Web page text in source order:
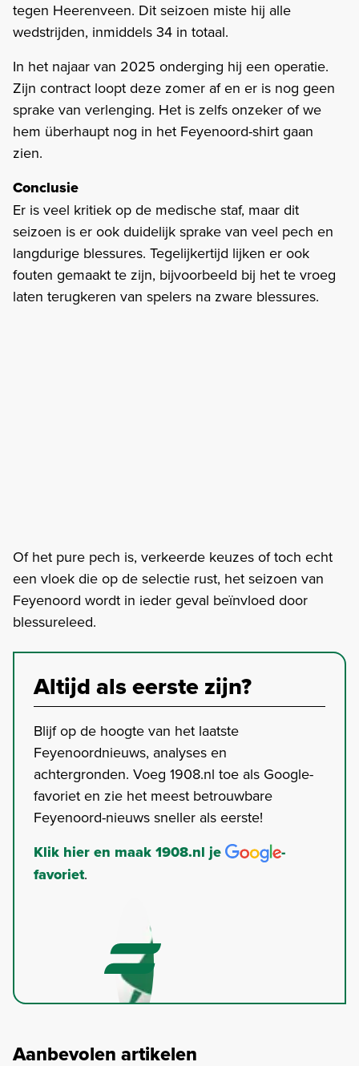
tegen Heerenveen. Dit seizoen miste hij alle
wedstrijden, inmiddels 34 in totaal.
In het najaar van 2025 onderging hij een operatie.
Zijn contract loopt deze zomer af en er is nog geen
sprake van verlenging. Het is zelfs onzeker of we
hem überhaupt nog in het Feyenoord-shirt gaan
zien.
Conclusie
Er is veel kritiek op de medische staf, maar dit
seizoen is er ook duidelijk sprake van veel pech en
langdurige blessures. Tegelijkertijd lijken er ook
fouten gemaakt te zijn, bijvoorbeeld bij het te vroeg
laten terugkeren van spelers na zware blessures.
Of het pure pech is, verkeerde keuzes of toch echt
een vloek die op de selectie rust, het seizoen van
Feyenoord wordt in ieder geval beïnvloed door
blessureleed.
Altijd als eerste zijn?
Blijf op de hoogte van het laatste
Feyenoordnieuws, analyses en
achtergronden. Voeg 1908.nl toe als Google-
favoriet en zie het meest betrouwbare
Feyenoord-nieuws sneller als eerste!
Klik hier en maak 1908.nl je
-
favoriet.
Aanbevolen artikelen